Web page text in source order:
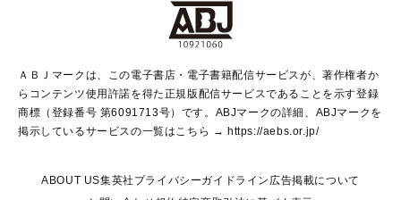
ジャンプルーキー！
ジャンプTOON
S-MANGA
集英社ジャンプリミックス
ウルトラジャンプ
リマコミ＋
マンガMeets
月刊オフィスユー
LEE
Marisol
T JAPAN:The New York Times Style Magazine
パラスポ＋！
青春と読書
アジア人物史
集英社新書
集英社新書プラス
よみタイ
ライトノベル・ノベライズ
集英社Webマガジン Cobalt
集英社オレンジ文庫
シフォン文庫
JUMP j BOOKS
集英社みらい文庫
S-KIDS.LAND
SHUEISHA MANGA-ART HERITAGE
HAPPY PLUS STORE
shueisha vox
EDITOR'S LAB
ＡＢＪマークは、この電子書店・電子書籍配信サービスが、著作権者か
らコンテンツ使用許諾を得た正規版配信サービスであることを示す登録
商標（登録番号 第6091713号）です。ABJマークの詳細、ABJマークを
掲示しているサービスの一覧はこちら → https://aebs.or.jp/
ABOUT US集英社プライバシーガイドライン 広告掲載について